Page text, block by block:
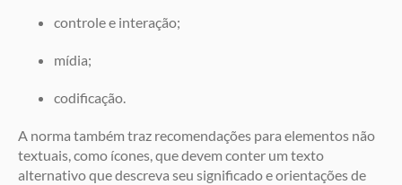
controle e interação;
mídia;
codificação.
A norma também traz recomendações para elementos não
textuais, como ícones, que devem conter um texto
alternativo que descreva seu significado e orientações de